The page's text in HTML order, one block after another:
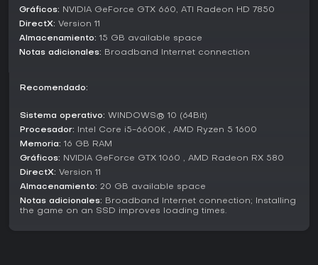
actualizaciones incluyen ajustes de balance, nuevos
personajes y cambios en ítems, como modificaciones en
probabilidades de forja y la eliminación de elementos de la
Eternal Return encaja perfecto si te gustan los battle
royales estratégicos con crafting y diversidad de
personajes, sobre todo si los MOBAs te enganchan por sus
combates centrados en habilidades. Las reseñas en Steam
son mixtas con un 66% positivo en 583 entradas. El juego
sigue activo con temporadas y updates regulares hasta
2026, accesible gratis en PC. Si buscas survival táctico con
alto replay value gracias a su contenido en evolución, vale
Gráficos: NVIDIA GeForce GTX 660, ATI Radeon HD 7850
DirectX: Version 11
Almacenamiento: 15 GB available space
Notas adicionales: Broadband Internet connection
Recomendado:
Sistema operativo: WINDOWS® 10 (64Bit)
Procesador: Intel Core i5-6600K , AMD Ryzen 5 1600
Memoria: 16 GB RAM
Gráficos: NVIDIA GeForce GTX 1060 , AMD Radeon RX 580
DirectX: Version 11
Almacenamiento: 20 GB available space
Notas adicionales: Broadband Internet connection; Installing
the game on an SSD improves loading times.